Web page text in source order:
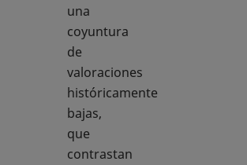
una
coyuntura
de
valoraciones
históricamente
bajas,
que
contrastan